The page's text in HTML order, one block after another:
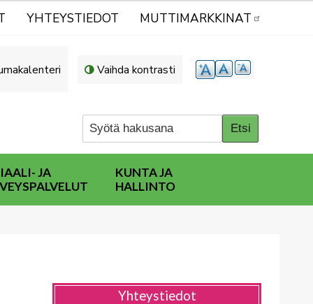
YHTEYSTIEDOT MUTTIMARKKINAT
Vaihda kontrasti
JA
KUNTA JA
HALLINTO
Yhteystiedot